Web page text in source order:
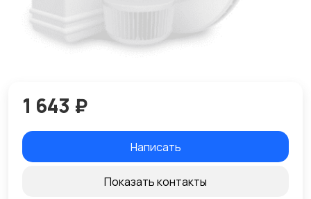
1 643 ₽
Написать
Показать контакты